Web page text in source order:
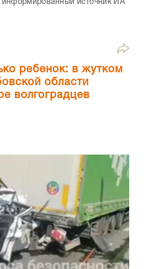
информированный источник ИА
ребенок: в жутком
области
волгоградцев